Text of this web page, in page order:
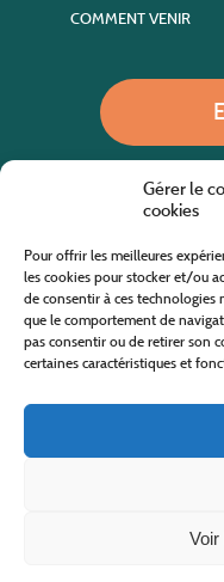
Gérer le
cookies
Pour offrir les meilleures
les cookies pour stocker et/ou
de consentir à ces
que le comportement de
pas consentir ou de retirer son
certaines caractéristiques et
Voir
COMMENT VENIR
Site internet cofinancé par le
L'Europe
Office de Tourisme